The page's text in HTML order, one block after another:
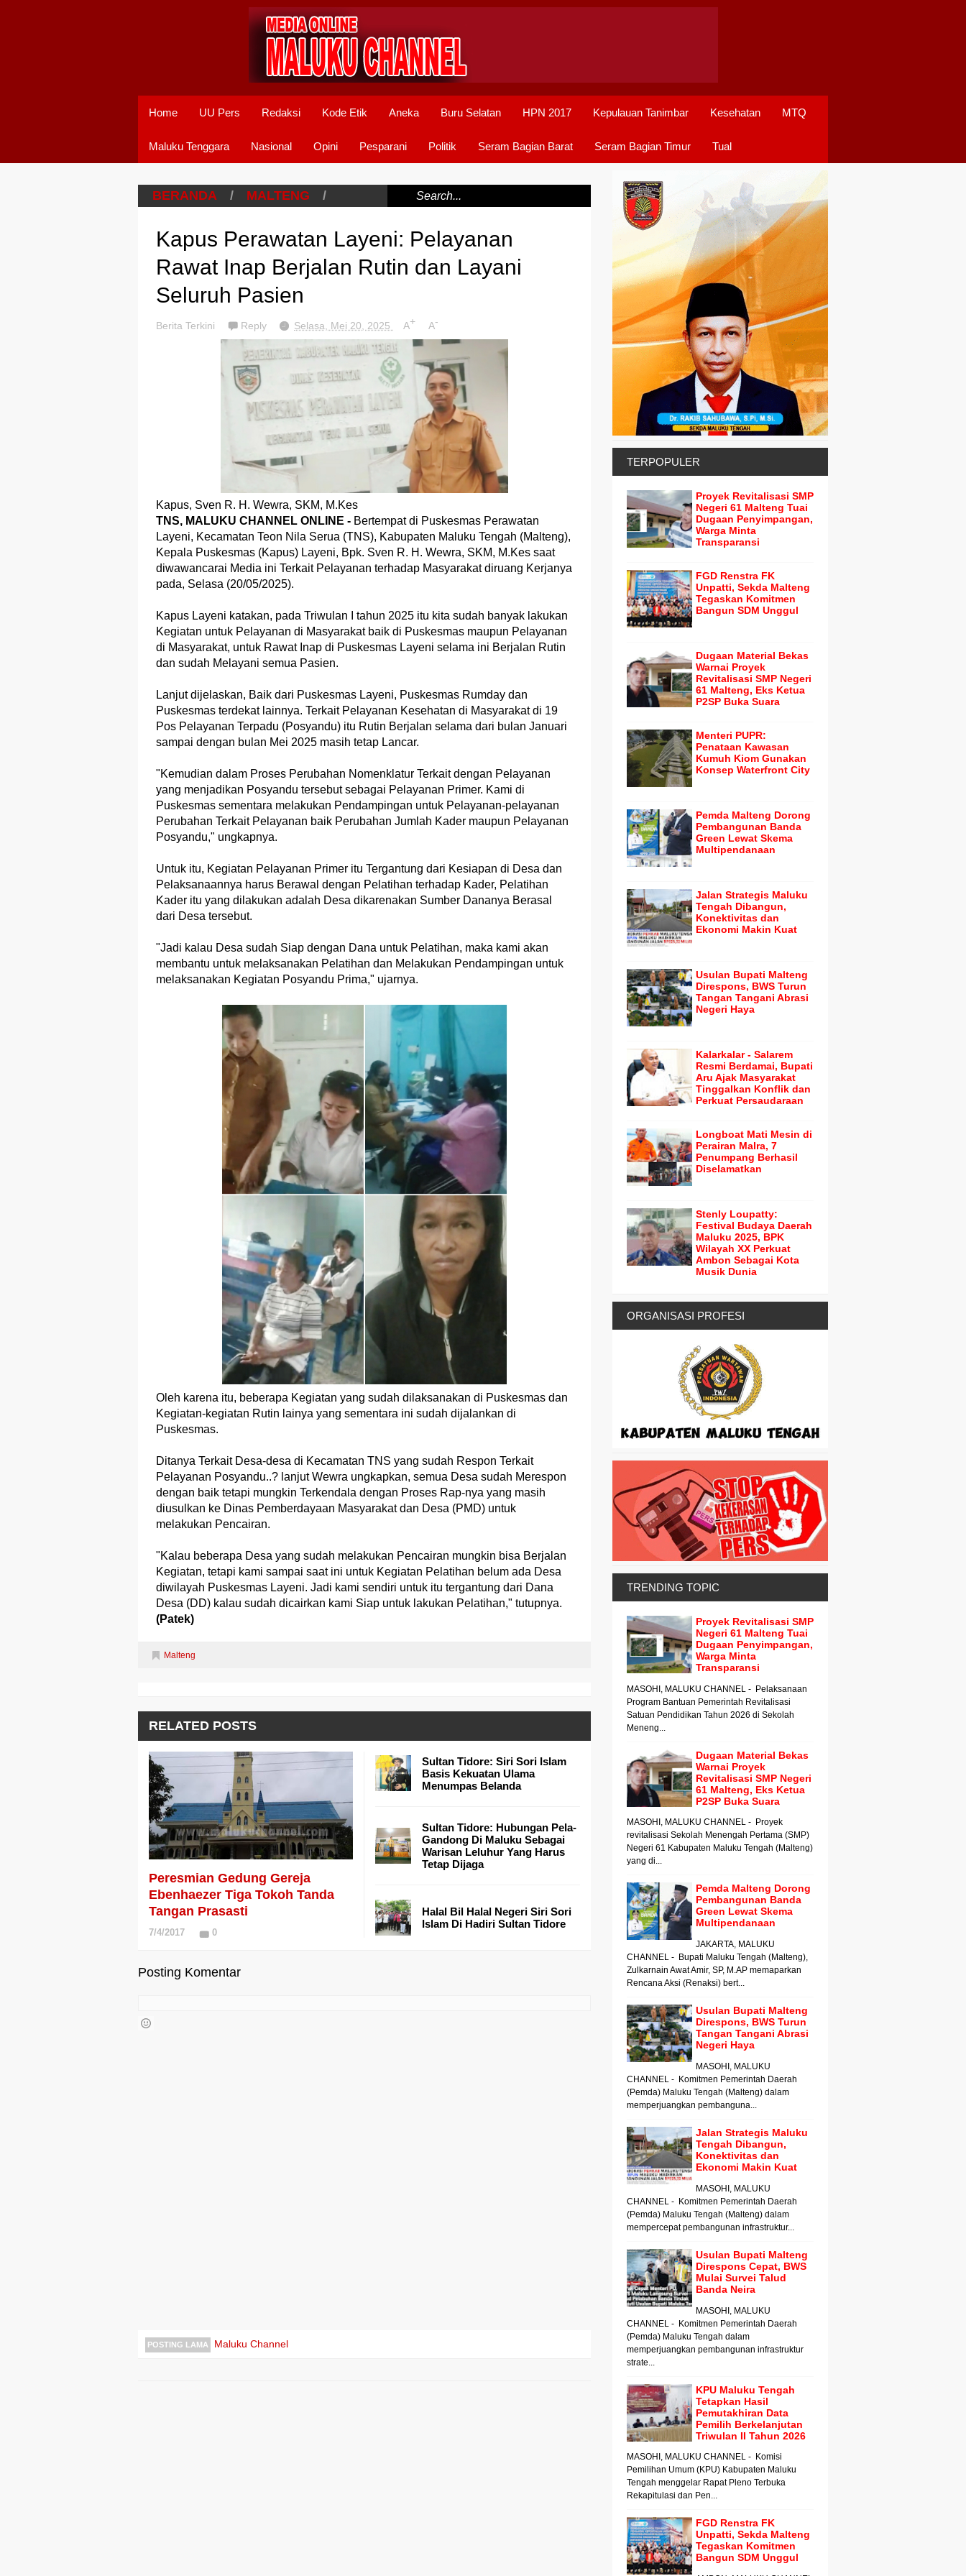
Home UU Pers Redaksi Kode Etik Aneka Buru Selatan HPN 2017 Kepulauan Tanimbar Kesehatan MTQ
Maluku Tenggara Nasional Opini Pesparani Politik Seram Bagian Barat Seram Bagian Timur Tual
BERANDA / MALTENG /
Kapus Perawatan Layeni: Pelayanan
Rawat Inap Berjalan Rutin dan Layani
Seluruh Pasien
Berita Terkini Reply Selasa, Mei 20, 2025 A+ A-
Kapus, Sven R. H. Wewra, SKM, M.Kes
TNS, MALUKU CHANNEL ONLINE - Bertempat di Puskesmas Perawatan
Layeni, Kecamatan Teon Nila Serua (TNS), Kabupaten Maluku Tengah (Malteng),
Kepala Puskesmas (Kapus) Layeni, Bpk. Sven R. H. Wewra, SKM, M.Kes saat
diwawancarai Media ini Terkait Pelayanan terhadap Masyarakat diruang Kerjanya
pada, Selasa (20/05/2025).
Kapus Layeni katakan, pada Triwulan I tahun 2025 itu kita sudah banyak lakukan
Kegiatan untuk Pelayanan di Masyarakat baik di Puskesmas maupun Pelayanan
di Masyarakat, untuk Rawat Inap di Puskesmas Layeni selama ini Berjalan Rutin
dan sudah Melayani semua Pasien.
Lanjut dijelaskan, Baik dari Puskesmas Layeni, Puskesmas Rumday dan
Puskesmas terdekat lainnya. Terkait Pelayanan Kesehatan di Masyarakat di 19
Pos Pelayanan Terpadu (Posyandu) itu Rutin Berjalan selama dari bulan Januari
sampai dengan bulan Mei 2025 masih tetap Lancar.
"Kemudian dalam Proses Perubahan Nomenklatur Terkait dengan Pelayanan
yang menjadikan Posyandu tersebut sebagai Pelayanan Primer. Kami di
Puskesmas sementara melakukan Pendampingan untuk Pelayanan-pelayanan
Perubahan Terkait Pelayanan baik Perubahan Jumlah Kader maupun Pelayanan
Posyandu," ungkapnya.
Untuk itu, Kegiatan Pelayanan Primer itu Tergantung dari Kesiapan di Desa dan
Pelaksanaannya harus Berawal dengan Pelatihan terhadap Kader, Pelatihan
Kader itu yang dilakukan adalah Desa dikarenakan Sumber Dananya Berasal
dari Desa tersebut.
"Jadi kalau Desa sudah Siap dengan Dana untuk Pelatihan, maka kami akan
membantu untuk melaksanakan Pelatihan dan Melakukan Pendampingan untuk
melaksanakan Kegiatan Posyandu Prima," ujarnya.
Oleh karena itu, beberapa Kegiatan yang sudah dilaksanakan di Puskesmas dan
Kegiatan-kegiatan Rutin lainya yang sementara ini sudah dijalankan di
Puskesmas.
Ditanya Terkait Desa-desa di Kecamatan TNS yang sudah Respon Terkait
Pelayanan Posyandu..? lanjut Wewra ungkapkan, semua Desa sudah Merespon
dengan baik tetapi mungkin Terkendala dengan Proses Rap-nya yang masih
diusulkan ke Dinas Pemberdayaan Masyarakat dan Desa (PMD) untuk
melakukan Pencairan.
"Kalau beberapa Desa yang sudah melakukan Pencairan mungkin bisa Berjalan
Kegiatan, tetapi kami sampai saat ini untuk Kegiatan Pelatihan belum ada Desa
diwilayah Puskesmas Layeni. Jadi kami sendiri untuk itu tergantung dari Dana
Desa (DD) kalau sudah dicairkan kami Siap untuk lakukan Pelatihan," tutupnya.
(Patek)
Malteng
RELATED POSTS
Peresmian Gedung Gereja
Ebenhaezer Tiga Tokoh Tanda
Tangan Prasasti
7/4/2017 0
Sultan Tidore: Siri Sori Islam
Basis Kekuatan Ulama
Menumpas Belanda
Sultan Tidore: Hubungan Pela-
Gandong Di Maluku Sebagai
Warisan Leluhur Yang Harus
Tetap Dijaga
Halal Bil Halal Negeri Siri Sori
Islam Di Hadiri Sultan Tidore
Posting Komentar
POSTING LAMA Maluku Channel
TERPOPULER
Proyek Revitalisasi SMP
Negeri 61 Malteng Tuai
Dugaan Penyimpangan,
Warga Minta
Transparansi
FGD Renstra FK
Unpatti, Sekda Malteng
Tegaskan Komitmen
Bangun SDM Unggul
Dugaan Material Bekas
Warnai Proyek
Revitalisasi SMP Negeri
61 Malteng, Eks Ketua
P2SP Buka Suara
Menteri PUPR:
Penataan Kawasan
Kumuh Kiom Gunakan
Konsep Waterfront City
Pemda Malteng Dorong
Pembangunan Banda
Green Lewat Skema
Multipendanaan
Jalan Strategis Maluku
Tengah Dibangun,
Konektivitas dan
Ekonomi Makin Kuat
Usulan Bupati Malteng
Direspons, BWS Turun
Tangan Tangani Abrasi
Negeri Haya
Kalarkalar - Salarem
Resmi Berdamai, Bupati
Aru Ajak Masyarakat
Tinggalkan Konflik dan
Perkuat Persaudaraan
Longboat Mati Mesin di
Perairan Malra, 7
Penumpang Berhasil
Diselamatkan
Stenly Loupatty:
Festival Budaya Daerah
Maluku 2025, BPK
Wilayah XX Perkuat
Ambon Sebagai Kota
Musik Dunia
ORGANISASI PROFESI
TRENDING TOPIC
Proyek Revitalisasi SMP
Negeri 61 Malteng Tuai
Dugaan Penyimpangan,
Warga Minta
Transparansi
MASOHI, MALUKU CHANNEL - Pelaksanaan
Program Bantuan Pemerintah Revitalisasi
Satuan Pendidikan Tahun 2026 di Sekolah
Meneng...
Dugaan Material Bekas
Warnai Proyek
Revitalisasi SMP Negeri
61 Malteng, Eks Ketua
P2SP Buka Suara
MASOHI, MALUKU CHANNEL - Proyek
revitalisasi Sekolah Menengah Pertama (SMP)
Negeri 61 Kabupaten Maluku Tengah (Malteng)
yang di...
Pemda Malteng Dorong
Pembangunan Banda
Green Lewat Skema
Multipendanaan
JAKARTA, MALUKU
CHANNEL - Bupati Maluku Tengah (Malteng),
Zulkarnain Awat Amir, SP, M.AP memaparkan
Rencana Aksi (Renaksi) bert...
Usulan Bupati Malteng
Direspons, BWS Turun
Tangan Tangani Abrasi
Negeri Haya
MASOHI, MALUKU
CHANNEL - Komitmen Pemerintah Daerah
(Pemda) Maluku Tengah (Malteng) dalam
memperjuangkan pembanguna...
Jalan Strategis Maluku
Tengah Dibangun,
Konektivitas dan
Ekonomi Makin Kuat
MASOHI, MALUKU
CHANNEL - Komitmen Pemerintah Daerah
(Pemda) Maluku Tengah (Malteng) dalam
mempercepat pembangunan infrastruktur...
Usulan Bupati Malteng
Direspons Cepat, BWS
Mulai Survei Talud
Banda Neira
MASOHI, MALUKU
CHANNEL - Komitmen Pemerintah Daerah
(Pemda) Maluku Tengah dalam
memperjuangkan pembangunan infrastruktur
strate...
KPU Maluku Tengah
Tetapkan Hasil
Pemutakhiran Data
Pemilih Berkelanjutan
Triwulan II Tahun 2026
MASOHI, MALUKU CHANNEL - Komisi
Pemilihan Umum (KPU) Kabupaten Maluku
Tengah menggelar Rapat Pleno Terbuka
Rekapitulasi dan Pen...
FGD Renstra FK
Unpatti, Sekda Malteng
Tegaskan Komitmen
Bangun SDM Unggul